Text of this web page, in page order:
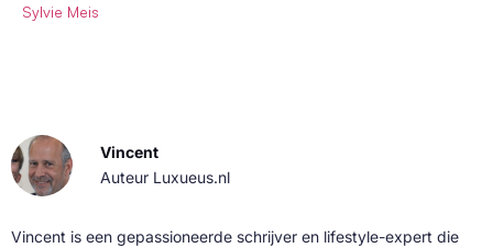
Sylvie Meis
Vincent
Auteur Luxueus.nl
Vincent is een gepassioneerde schrijver en lifestyle-expert die